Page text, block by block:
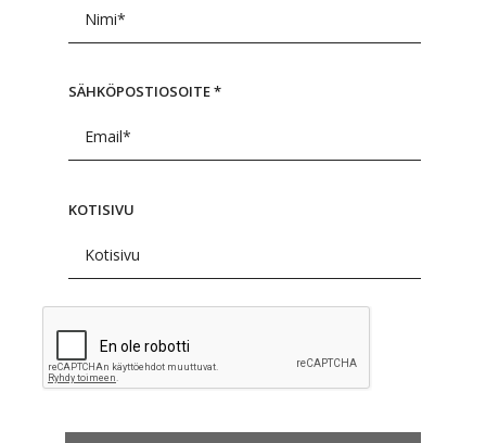
SÄHKÖPOSTIOSOITE*
KOTISIVU